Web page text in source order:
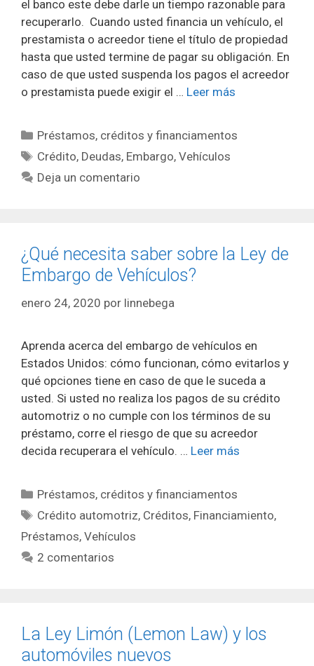
el banco este debe darle un tiempo razonable para
recuperarlo. Cuando usted financia un vehículo, el
prestamista o acreedor tiene el título de propiedad
hasta que usted termine de pagar su obligación. En
caso de que usted suspenda los pagos el acreedor
o prestamista puede exigir el … Leer más
Categorías
Préstamos, créditos y financiamentos
Etiquetas
Crédito, Deudas, Embargo,Vehículos
Deja un comentario
¿Qué necesita saber sobre la Ley de
Embargo de Vehículos?
enero 24, 2020 por linnebega
Aprenda acerca del embargo de vehículos en
Estados Unidos: cómo funcionan, cómo evitarlos y
qué opciones tiene en caso de que le suceda a
usted. Si usted no realiza los pagos de su crédito
automotriz o no cumple con los términos de su
préstamo, corre el riesgo de que su acreedor
decida recuperara el vehículo. … Leer más
Categorías
Préstamos, créditos y financiamentos
Etiquetas
Crédito automotriz, Créditos, Financiamiento,
Préstamos, Vehículos
2 comentarios
La Ley Limón (Lemon Law) y los
automóviles nuevos